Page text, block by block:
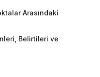
Arasındaki
Belirtileri ve